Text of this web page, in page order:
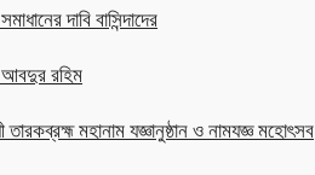
দাবি বাসিন্দাদের
রহিম
মহানাম যজ্ঞানুষ্ঠান ও নামযজ্ঞ মহোৎসব